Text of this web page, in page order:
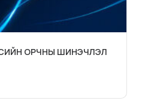
ОРЧНЫ ШИНЭЧЛЭЛ